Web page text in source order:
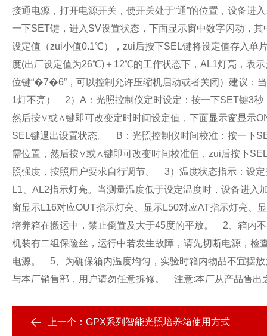
接通电源，打开电源开关，使开关处于“通”的位置，设备进
一下SET键，进入SV设置状态，下面显示窗中数字闪动，
设定值（zui小值0.1℃），zui后按下SEL键将设定值存入单
度(出厂设定值为26℃)＋12℃的工作状态下，AL1灯亮，表
位键“�7�6”，可以控制允许压缩机启动或者关闭）建议：
1灯不亮）
2）A：光照控制仪定时设定：按一下SET键3秒
然后按∨或∧键即可改变定时时间设定值，下面显示窗显示
SEL键退出设置状态。
B：光照控制仪时间校准：按一下
需位置，然后按∨或∧键即可改变时间校准值，zui后按下
照强度，按照用户要求自行调节。
3）温度状态指示：设定
L1、AL2指示灯亮。当测量温度低于设定温度时，设备进入
窗显示L16对应OUT指示灯亮、显示L50对应AT指示灯亮、
培养箱在搬运中，禁止倒置及大于45度的平放。
2、箱内不
机装有二组保险丝，运行中若发生故障，请先切断电源，检
电源。
5、为确保箱内温度均匀，实验时箱内物品不宜摆
与本厂销售部，用户请勿任意拆修。
注意:本厂从产品售出
上一个： GPX系列智能光照培养箱使用方式